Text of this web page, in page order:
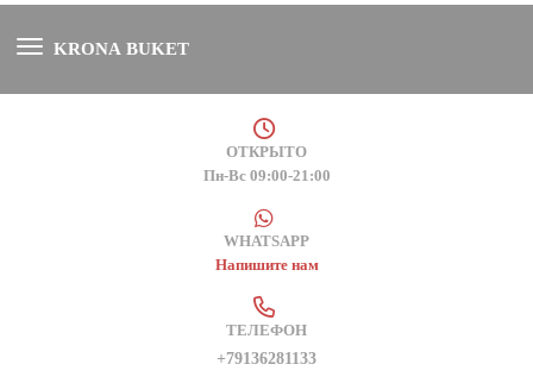
KRONA BUKET
ОТКРЫТО
Пн-Вс 09:00-21:00
WHATSAPP
Напишите нам
ТЕЛЕФОН
+79136281133